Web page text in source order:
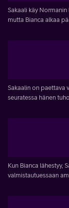
Sakaali käy
mutta Bianca alkaa
Sakaalin on paettava
seuratessa hänen
Kun Bianca lähestyy,
valmistautuessaan